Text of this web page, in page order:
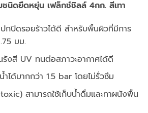
ชนิดยืดหยุ่น เฟล็กช์ชิลล์ 4กก. สีเทา
กปิดรอยร้าวได้ดี สำหรับพื้นผิวที่มีการ
มม.
งสี UV ทนต่อสภาวะอากาศได้ดี
ได้มากกว่า 1.5 bar โดยไม่รั่วซึม
สามารถใช้เก็บน้ำดื่มและทาผนังพื้น